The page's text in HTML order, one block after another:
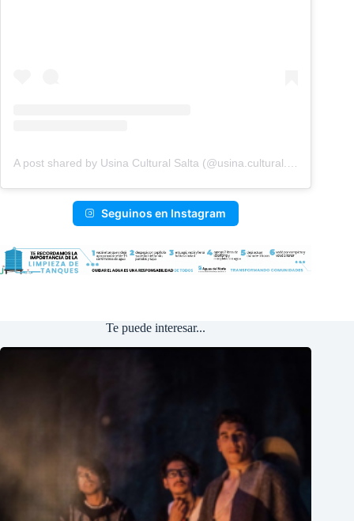
Seguinos en Instagram
Te puede interesar...